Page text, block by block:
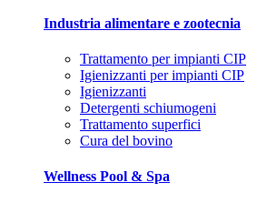
Industria alimentare e zootecnia
Trattamento per impianti CIP
Igienizzanti per impianti CIP
Igienizzanti
Detergenti schiumogeni
Trattamento superfici
Cura del bovino
Wellness Pool & Spa